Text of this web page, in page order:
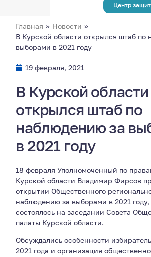
Центр
Главная » Новости »
В Курской области открылся штаб по
выборами в 2021 году
19 февраля, 2021
В Курской области
открылся штаб по
наблюдению за
в 2021 году
18 февраля Уполномоченный по
Курской области Владимир Фирсов
открытии Общественного
наблюдению за выборами в 2021 году,
состоялось на заседании Совета
палаты Курской области.
Обсуждались особенности
2021 года и организация